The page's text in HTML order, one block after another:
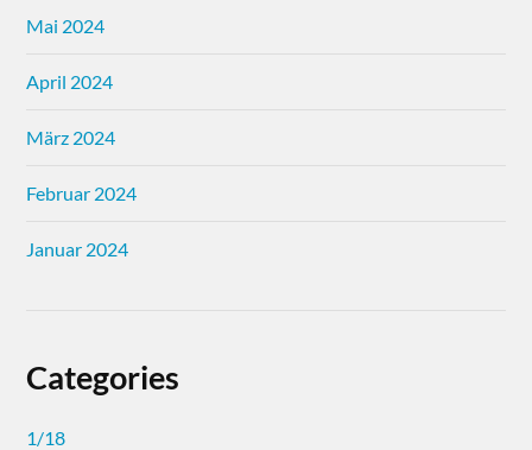
Mai 2024
April 2024
März 2024
Februar 2024
Januar 2024
Categories
1/18